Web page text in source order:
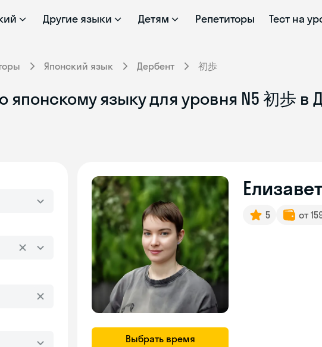
Другие языки Детям Репетиторы Тест на
Японский язык Дербент 初歩
японскому языку для уровня N5 初歩 в
Выбрать время
5 от